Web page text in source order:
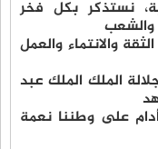
نستذكر بكل فخر
والشعب
والانتماء والعمل
الملك الملك عبد
على وطننا نعمة